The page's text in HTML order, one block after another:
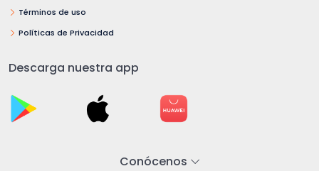
Términos de uso
Políticas de Privacidad
Descarga nuestra app
Conócenos